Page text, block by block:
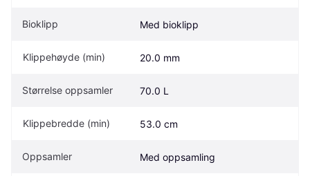
Bioklipp Med bioklipp
Klippehøyde (min) 20.0 mm
Størrelse oppsamler 70.0 L
Klippebredde (min) 53.0 cm
Oppsamler Med oppsamling